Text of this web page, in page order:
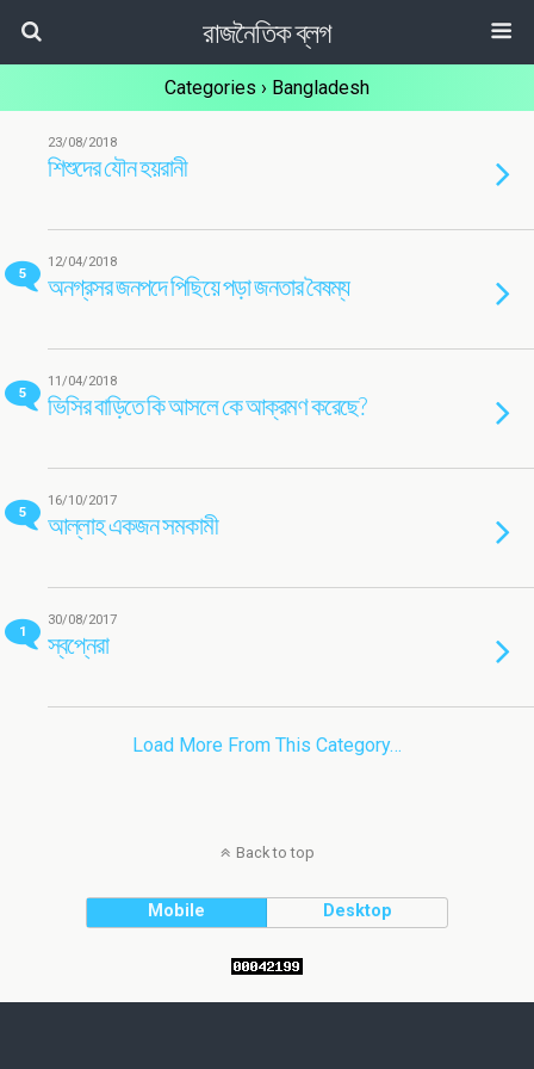
রাজনৈতিক ব্লগ
Categories › Bangladesh
23/08/2018
শিশুদের যৌন হয়রানী
5
12/04/2018
অনগ্রসর জনপদে পিছিয়ে পড়া জনতার বৈষম্য
5
11/04/2018
ভিসির বাড়িতে কি আসলে কে আক্রমণ করেছে?
5
16/10/2017
আল্লাহ একজন সমকামী
1
30/08/2017
স্বপ্নেরা
Load More From This Category…
Back to top
Mobile Desktop